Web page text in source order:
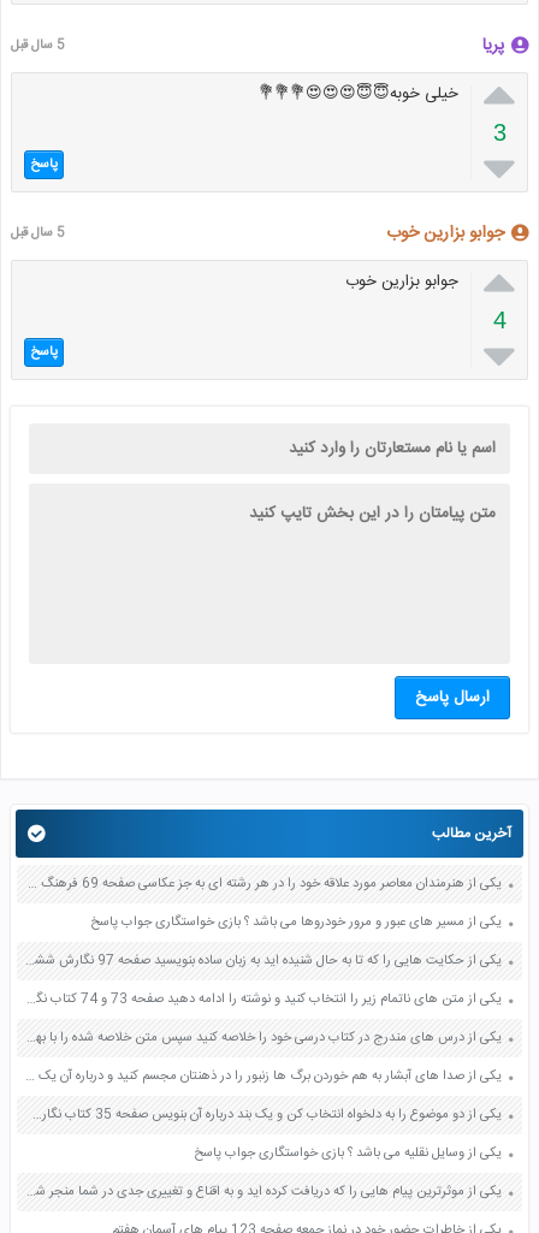
پریا 5 سال قبل

3

خیلی خوبه😇😇😍😍😍💐💐💐
پاسخ
جوابو بزارین خوب 5 سال قبل

4

جوابو بزارین خوب
پاسخ
ارسال پاسخ
آخرین مطالب
یکی از هنرمندان معاصر مورد علاقه خود را در هر رشته ای به جز عکاسی صفحه 69 فرهنگ و هنر نهم
یکی از مسیر های عبور و مرور خودروها می باشد ؟ بازی خواستگاری جواب پاسخ
یکی از حکایت هایی را که تا به حال شنیده اید به زبان ساده بنویسید صفحه 97 نگارش ششم دبستان
یکی از متن های ناتمام زیر را انتخاب کنید و نوشته را ادامه دهید صفحه 73 و 74 کتاب نگارش فارسی پنجم دبستان
یکی از درس های مندرج در کتاب درسی خود را خلاصه کنید سپس متن خلاصه شده را با بهره گیری از روش های دسته بندی نمودار جدول نقشه مفهومی نشان دهید صفحه 118 نگارش یازدهم
یکی از صدا های آبشار به هم خوردن برگ ها زنبور را در ذهنتان مجسم کنید و درباره آن یک بند بنویسید صفحه 11 نگارش پنجم
یکی از دو موضوع را به دلخواه انتخاب کن و یک بند درباره آن بنویس صفحه 35 کتاب نگارش فارسی سوم
یکی از وسایل نقلیه می باشد ؟ بازی خواستگاری جواب پاسخ
یکی از موثرترین پیام هایی را که دریافت کرده اید و به اقناع و تغییری جدی در شما منجر شده است برسی کنید و علت این تاثیر گذاری قابل توجه را بنویسید صفحه 52 تفکر و سواد رسانه ای دهم